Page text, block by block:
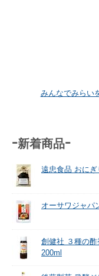
みんなでみらい
-新着商品-
遠忠食品 おに
オーサワジャパ
創健社 ３種の
200ml